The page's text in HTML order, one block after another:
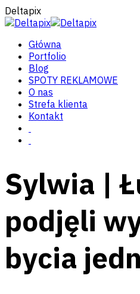
Deltapix
Główna
Portfolio
Blog
SPOTY REKLAMOWE
O nas
Strefa klienta
Kontakt
Sylwia |
podjęli
bycia